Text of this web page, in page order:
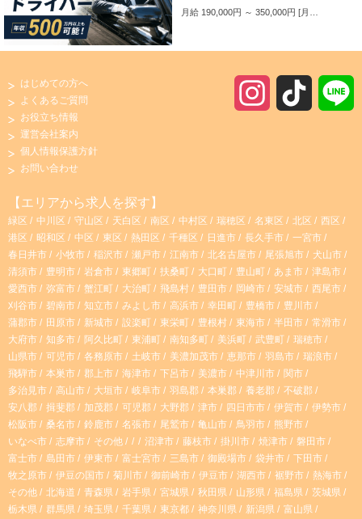
月給 190,000円 ～ 350,000円 月給19万～35万円以上可（基本給＋諸手当＋歩合給） ※営業成績・勤務実績による。 ※入社12ヶ月間は保障給あり（10,000円/月） 【モデル年収】 40歳代 年収約620万円 （平均月収47.0万円 ＋ 賞与2回 57.8万円） 40歳代 年収約560万円 （平均月収 41.9万円 ＋ 賞与2回 55.2万円） 50歳代 年収 約500万円 （平均月収 37.6万円 ＋ 賞与2回 55.2万円）
a
g
r
a
m
o
k
はじめての方へ
よくあるご質問
お役立ち情報
運営会社案内
個人情報保護方針
お問い合わせ
【エリアから求人を探す】
緑区 中川区 守山区 天白区 南区 中村区 瑞穂区 名東区 北区
西区
港区
昭和区 中区 東区 熱田区 千種区 日進市 長久手市
一宮市
春日井市
小牧市 稲沢市 瀬戸市 江南市 北名古屋市 尾張旭市
犬山市
清須市
豊明市 岩倉市 東郷町 扶桑町 大口町 豊山町 あま市
津島市
愛西市
弥富市 蟹江町 大治町 飛島村 豊田市 岡崎市 安城市
西尾市
刈谷市
碧南市 知立市 みよし市 高浜市 幸田町 豊橋市
豊川市
蒲郡市
田原市 新城市 設楽町 東栄町 豊根村 東海市 半田市
常滑市
大府市
知多市 阿久比町 東浦町 南知多町 美浜町 武豊町
瑞穂市
山県市
可児市 各務原市 土岐市 美濃加茂市 恵那市 羽島市
瑞浪市
飛騨市
本巣市 郡上市 海津市 下呂市 美濃市 中津川市
関市
多治見市
高山市 大垣市 岐阜市 羽島郡 本巣郡 養老郡
不破郡
安八郡
揖斐郡 加茂郡 可児郡 大野郡 津市 四日市市 伊賀市
伊勢市
松阪市
桑名市 鈴鹿市 名張市 尾鷲市 亀山市 鳥羽市
熊野市
いなべ市
志摩市 その他 沼津市 藤枝市 掛川市 焼津市
磐田市
富士市
島田市 伊東市 富士宮市 三島市 御殿場市 袋井市
下田市
牧之原市
伊豆の国市 菊川市 御前崎市 伊豆市 湖西市 裾野市
熱海市
その他
北海道 青森県 岩手県 宮城県 秋田県 山形県 福島県
茨城県
栃木県
群馬県 埼玉県 千葉県 東京都 神奈川県 新潟県
富山県